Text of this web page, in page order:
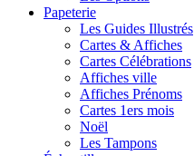
Papeterie
Les Guides Illustrés
Cartes & Affiches
Cartes Célébrations
Affiches ville
Affiches Prénoms
Cartes 1ers mois
Noël
Les Tampons